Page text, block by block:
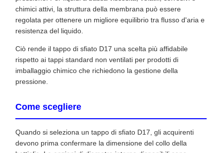
chimici attivi, la struttura della membrana può essere
regolata per ottenere un migliore equilibrio tra flusso d'aria e
resistenza del liquido.
Ciò rende il tappo di sfiato D17 una scelta più affidabile
rispetto ai tappi standard non ventilati per prodotti di
imballaggio chimico che richiedono la gestione della
pressione.
Come scegliere
Quando si seleziona un tappo di sfiato D17, gli acquirenti
devono prima confermare la dimensione del collo della